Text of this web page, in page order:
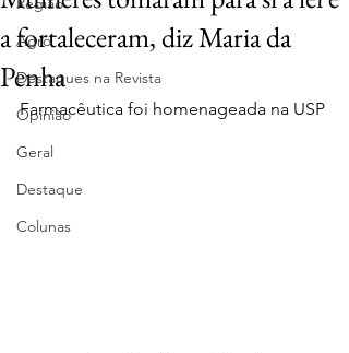
Agro
Destaques na Revista
Opinião
Geral
Destaque
Colunas
a fortaleceram, diz Maria da
Penha
Farmacêutica foi homenageada na USP